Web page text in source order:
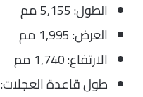
الطول: 5,155 مم
العرض: 1,995 مم
الارتفاع: 1,740 مم
طول قاعدة العجلات: 3,090 مم